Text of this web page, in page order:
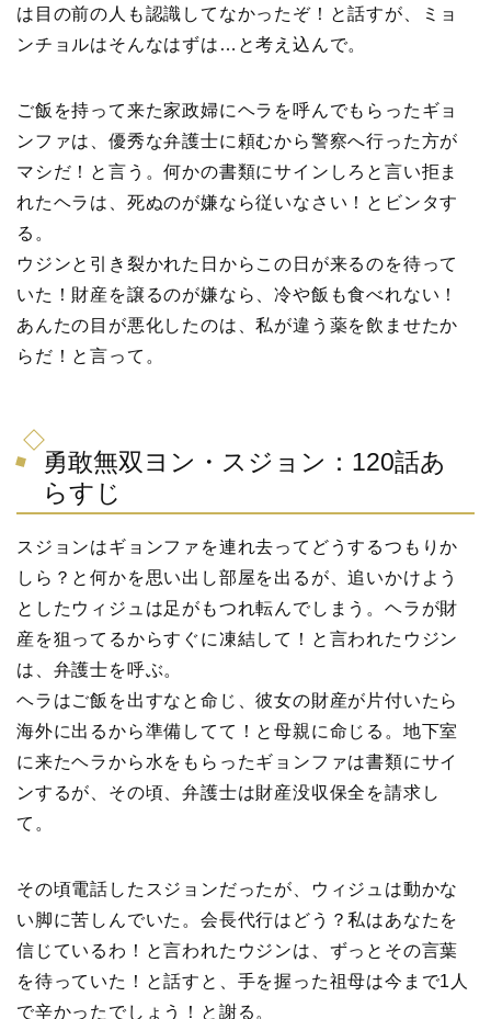
は目の前の人も認識してなかったぞ！と話すが、ミョ
ンチョルはそんなはずは…と考え込んで。
ご飯を持って来た家政婦にヘラを呼んでもらったギョ
ンファは、優秀な弁護士に頼むから警察へ行った方が
マシだ！と言う。何かの書類にサインしろと言い拒ま
れたヘラは、死ぬのが嫌なら従いなさい！とビンタす
る。
ウジンと引き裂かれた日からこの日が来るのを待って
いた！財産を譲るのが嫌なら、冷や飯も食べれない！
あんたの目が悪化したのは、私が違う薬を飲ませたか
らだ！と言って。
勇敢無双ヨン・スジョン：120話あ
らすじ
スジョンはギョンファを連れ去ってどうするつもりか
しら？と何かを思い出し部屋を出るが、追いかけよう
としたウィジュは足がもつれ転んでしまう。ヘラが財
産を狙ってるからすぐに凍結して！と言われたウジン
は、弁護士を呼ぶ。
ヘラはご飯を出すなと命じ、彼女の財産が片付いたら
海外に出るから準備してて！と母親に命じる。地下室
に来たヘラから水をもらったギョンファは書類にサイ
ンするが、その頃、弁護士は財産没収保全を請求し
て。
その頃電話したスジョンだったが、ウィジュは動かな
い脚に苦しんでいた。会長代行はどう？私はあなたを
信じているわ！と言われたウジンは、ずっとその言葉
を待っていた！と話すと、手を握った祖母は今まで1人
で辛かったでしょう！と謝る。